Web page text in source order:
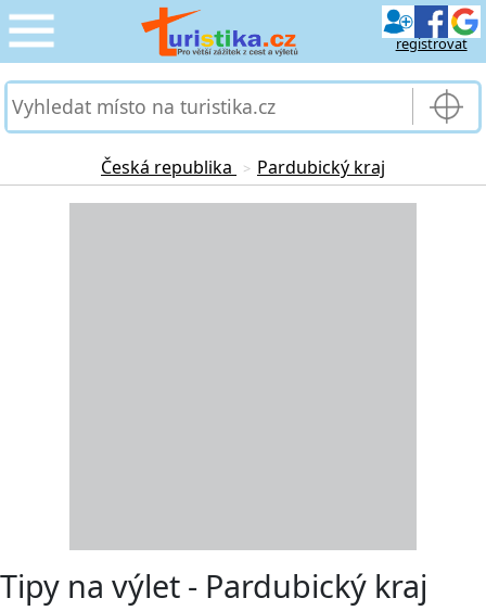
registrovat
CESTOVÁNÍ
SLUŽBY & DOPRAVA
PRO TURISTY
Česká republika > Pardubický kraj
Tipy na výlet - Pardubický kraj